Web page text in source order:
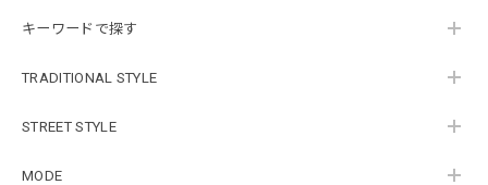
キーワードで探す
TRADITIONAL STYLE
STREET STYLE
MODE